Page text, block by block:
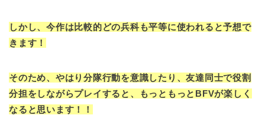
しかし、今作は比較的どの兵科も平等に使われると予想で
きます！
そのため、やはり分隊行動を意識したり、友達同士で役割
分担をしながらプレイすると、もっともっとBFVが楽しく
なると思います！！